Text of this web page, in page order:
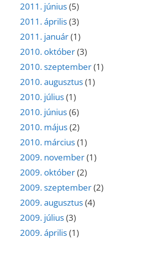
2011. június(5)
2011. április(3)
2011. január(1)
2010. október(3)
2010. szeptember(1)
2010. augusztus(1)
2010. július(1)
2010. június(6)
2010. május(2)
2010. március(1)
2009. november(1)
2009. október(2)
2009. szeptember(2)
2009. augusztus(4)
2009. július(3)
2009. április(1)